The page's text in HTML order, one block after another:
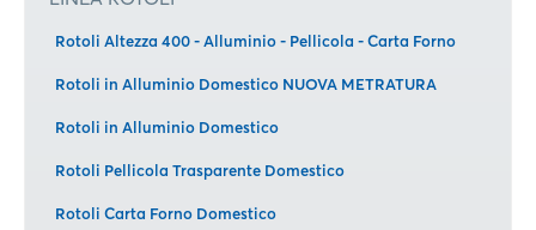
Rotoli Altezza 400 - Alluminio - Pellicola - Carta Forno
Rotoli in Alluminio Domestico NUOVA METRATURA
Rotoli in Alluminio Domestico
Rotoli Pellicola Trasparente Domestico
Rotoli Carta Forno Domestico